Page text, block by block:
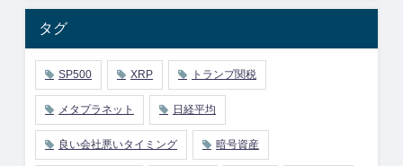
タグ
SP500 XRP トランプ関税
メタプラネット 日経平均
良い会社悪いタイミング 暗号資産